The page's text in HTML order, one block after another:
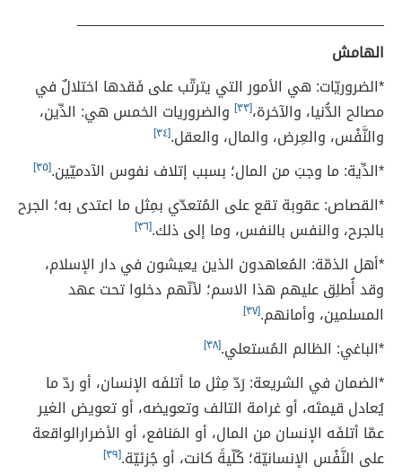
______________________________________
الهامش
*الضروريّات: هي الأمور التي يترتّب على فَقدها اختلالٌ في
مصالح الدُّنيا، والآخرة،[٣٣]
والضروريات الخمس هي: الدِّين،
والنَّفْس، والعِرض، والمال، والعقل.[٣٤]
*الدِّية: ما وجبَ من المال؛ بسبب إتلاف نفوس الآدميّين.[٣٥]
*القصاص: عقوبة تقع على المُتعدّي بمِثل ما اعتدى به؛ الجرح
بالجرح، والنفس بالنفس، وما إلى ذلك.[٣٦]
*أهل الذمّة: المُعاهدون الذين يعيشون في دار الإسلام،
وقد أُطلِق عليهم هذا الاسم؛ لأنّهم دخلوا تحت عهد
المسلمين، وأمانهم.[٣٧]
*الباغي: الظالم المُستعلي.[٣٨]
*الضمان في الشريعة: رَدّ مِثل ما أتلفَه الإنسان، أو ردّ ما
يُعادل قيمتَه، أو غرامة التالف وتعويضه، أو تعويض الغير
عمّا أتلفَه الإنسان من المال، أو المَنافع، أو الأضرارالواقعة
على النَّفْس الإنسانيّة؛ كُلّيةً كانت، أو جُزئيّة.[٣٩]